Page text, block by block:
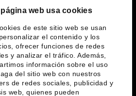
página web usa cookies
de este sitio web se usan
el contenido y los
ofrecer funciones de redes
y analizar el tráfico. Además,
información sobre el uso
del sitio web con nuestros
de redes sociales, publicidad y
web, quienes pueden
Foro
idiomas